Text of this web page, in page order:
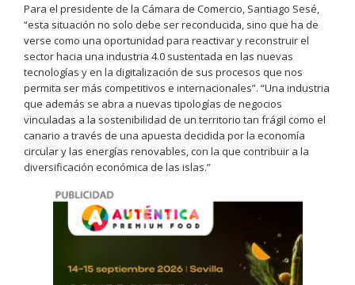
Para el presidente de la Cámara de Comercio, Santiago Sesé,
“esta situación no solo debe ser reconducida, sino que ha de
verse como una oportunidad para reactivar y reconstruir el
sector hacia una industria 4.0 sustentada en las nuevas
tecnologías y en la digitalización de sus procesos que nos
permita ser más competitivos e internacionales”. “Una industria
que además se abra a nuevas tipologías de negocios
vinculadas a la sostenibilidad de un territorio tan frágil como el
canario a través de una apuesta decidida por la economía
circular y las energías renovables, con la que contribuir a la
diversificación económica de las islas.”